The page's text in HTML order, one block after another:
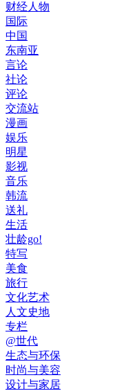
财经人物
国际
中国
东南亚
言论
社论
评论
交流站
漫画
娱乐
明星
影视
音乐
韩流
送礼
生活
壮龄go!
特写
美食
旅行
文化艺术
人文史地
专栏
@世代
生态与环保
时尚与美容
设计与家居